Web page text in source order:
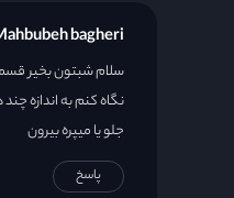
bagheri
نگاه کنم به اندازه
جلو یا میپره بیرون
پاسخ